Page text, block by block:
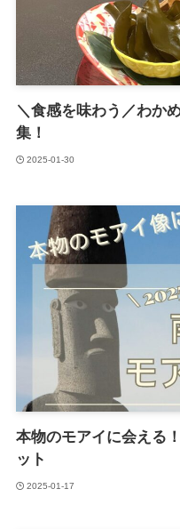
＼食感を味わう／わか
集！
2025-01-30
本物のモアイに会える
ット
2025-01-17